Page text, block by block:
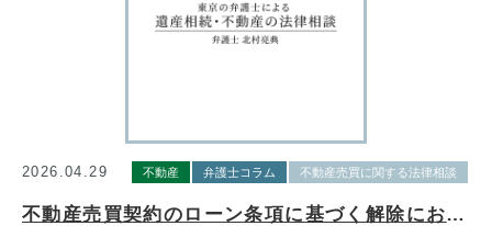
2026.04.29 弁護士コラム 不動産売買に関する法律相談
不動産
不動産売買契約のローン条項に基づく解除において、事前に金融機関から提示されていた融資条件と異なる内容で融資申込みをした場合、ローン条項に基づく解除が認められるか